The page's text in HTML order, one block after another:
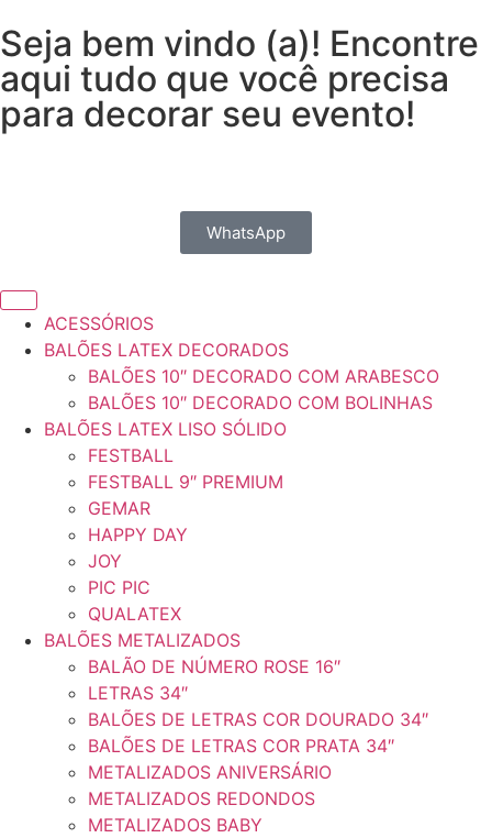
Seja bem vindo (a)! Encontre
aqui tudo que você precisa
para decorar seu evento!
WhatsApp
ACESSÓRIOS
BALÕES LATEX DECORADOS
BALÕES 10″ DECORADO COM ARABESCO
BALÕES 10″ DECORADO COM BOLINHAS
BALÕES LATEX LISO SÓLIDO
FESTBALL
FESTBALL 9″ PREMIUM
GEMAR
HAPPY DAY
JOY
PIC PIC
QUALATEX
BALÕES METALIZADOS
BALÃO DE NÚMERO ROSE 16″
LETRAS 34″
BALÕES DE LETRAS COR DOURADO 34″
BALÕES DE LETRAS COR PRATA 34″
METALIZADOS ANIVERSÁRIO
METALIZADOS REDONDOS
METALIZADOS BABY